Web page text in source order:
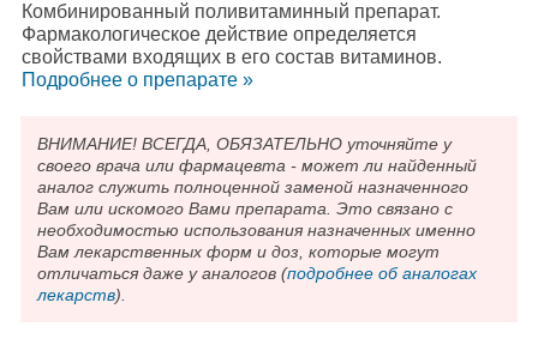
Комбинированный поливитаминный препарат.
Фармакологическое действие определяется
свойствами входящих в его состав витаминов.
Подробнee о препарате »
ВНИМАНИЕ! ВСЕГДА, ОБЯЗАТЕЛЬНО уточняйте у
своего врача или фармацевта - может ли найденный
аналог служить полноценной заменой назначенного
Вам или искомого Вами препарата. Это связано с
необходимостью использования назначенных именно
Вам лекарственных форм и доз, которые могут
отличаться даже у аналогов (подробнее об аналогах
лекарств).